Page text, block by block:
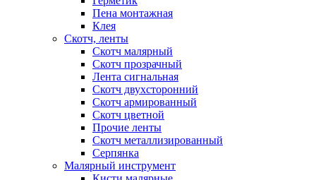
Пена монтажная
Клея
Скотч, ленты
Скотч малярный
Скотч прозрачный
Лента сигнальная
Скотч двухсторонний
Скотч армированный
Скотч цветной
Прочие ленты
Скотч металлизированный
Серпянка
Малярный инструмент